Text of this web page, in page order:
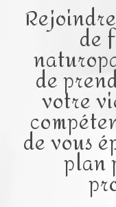
de
de
votre
de vous
plan